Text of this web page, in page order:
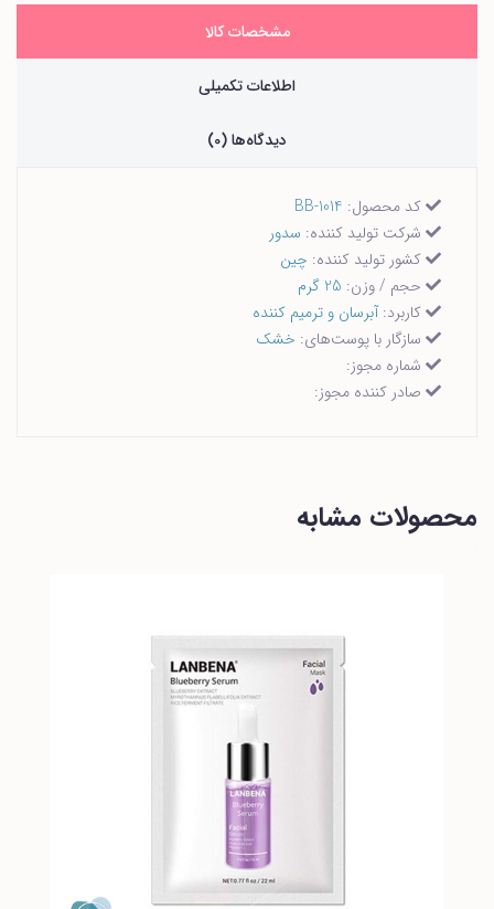
مشخصات کالا
اطلاعات تکمیلی
دیدگاه‌ها (0)
کد محصول: BB-1014
شرکت تولید کننده: سدور
کشور تولید کننده: چین
حجم / وزن: 25 گرم
کاربرد:آبرسان و ترمیم کننده
سازگار با پوست‌های: خشک
شماره مجوز:
صادر کننده مجوز:
محصولات مشابه